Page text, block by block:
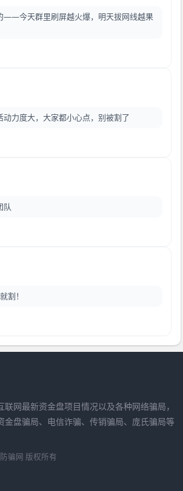
——今天群里刷屏越火爆，明天拔网线越果
动力度大，大家都小心点，别被割了
队
割！
网最新资金盘项目情况以及各种网络骗局，
金盘骗局、电信诈骗、传销骗局、庞氏骗局等
骗网 版权所有